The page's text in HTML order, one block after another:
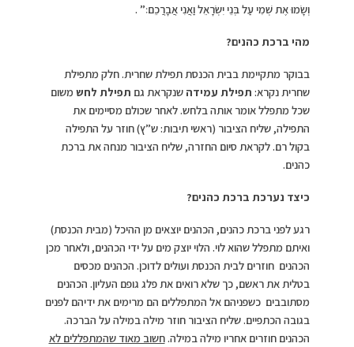
וְשָׂמוּ אֶת שְׁמִי עַל בְּנֵי יִשְׂרָאֵל וַאֲנִי אֲבָרֲכֵם׃” .
מהי ברכת כהנים?
בבוקר מתקיימת בבית הכנסת תפילת שחרית. חלק מתפילת
שחרית נקרא: תפילת עמידה שנקראת גם תפילת לחש משום
שכל מתפלל אומר אותה בלחש. לאחר שכולם מסיימים את
התפילה, שליח הציבור (ראשי תיבות: ש”ץ) חוזר על התפילה
בקול רם. לקראת סיום החזרה, שליח הציבור מנחה את ברכת
כהנים.
כיצד נערכת ברכת כהנים?
רגע לפני ברכת כהנים, הכהנים יוצאים מן ההיכל (מבית הכנסת)
ואיתם מתפלל שהוא לוי. הלוי יוצק מים על ידי הכהנים, ולאחר מכן
הכהנים חוזרים לבית הכנסת ועולים לדוכן. הכהנים מכסים
בטלית את ראשם, כך שלא רואים את פלג גופם העליון. הכהנים
מסתובבים כשפניהם אל המתפללים הם מרימים את ידיהם לפנים
בגובה הכתפיים. שליח הציבור חוזר מילה במילה על הברכה.
הכהנים חוזרים אחריו מילה במילה.חשוב מאוד שהמתפללים לא